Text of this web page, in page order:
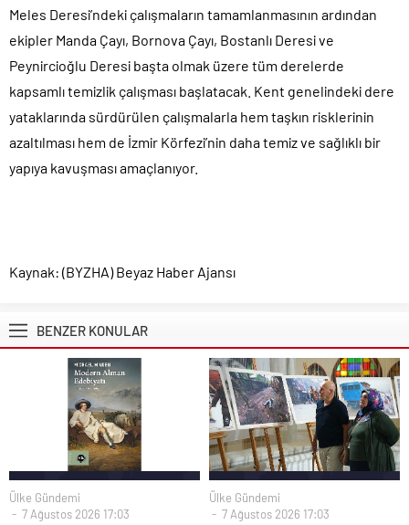
Meles Deresi’ndeki çalışmaların tamamlanmasının ardından
ekipler Manda Çayı, Bornova Çayı, Bostanlı Deresi ve
Peynircioğlu Deresi başta olmak üzere tüm derelerde
kapsamlı temizlik çalışması başlatacak. Kent genelindeki dere
yataklarında sürdürülen çalışmalarla hem taşkın risklerinin
azaltılması hem de İzmir Körfezi’nin daha temiz ve sağlıklı bir
yapıya kavuşması amaçlanıyor.
Kaynak: (BYZHA) Beyaz Haber Ajansı
BENZER KONULAR
Ülke Gündemi
7 Ağustos 2026 17:03
Ülke Gündemi
7 Ağustos 2026 17:03